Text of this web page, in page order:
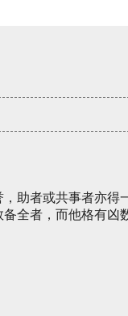
助者或共事者亦得
全者，而他格有凶